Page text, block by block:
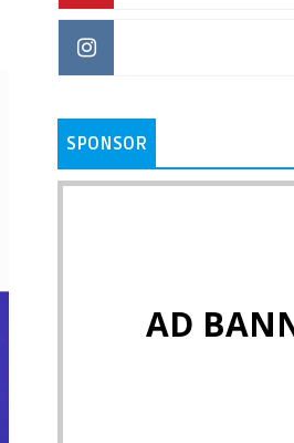
SPONSOR
AD